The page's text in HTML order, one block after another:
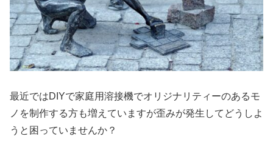
最近ではDIYで家庭用溶接機でオリジナリティーのあるモ
ノを制作する方も増えていますが歪みが発生してどうしよ
うと困っていませんか？